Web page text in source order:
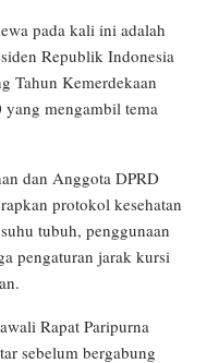
pada kali ini adalah
Republik Indonesia
Tahun Kemerdekaan
mengambil tema
dan Anggota DPRD
protokol kesehatan
tubuh, penggunaan
pengaturan jarak kursi
Rapat Paripurna
sebelum bergabung